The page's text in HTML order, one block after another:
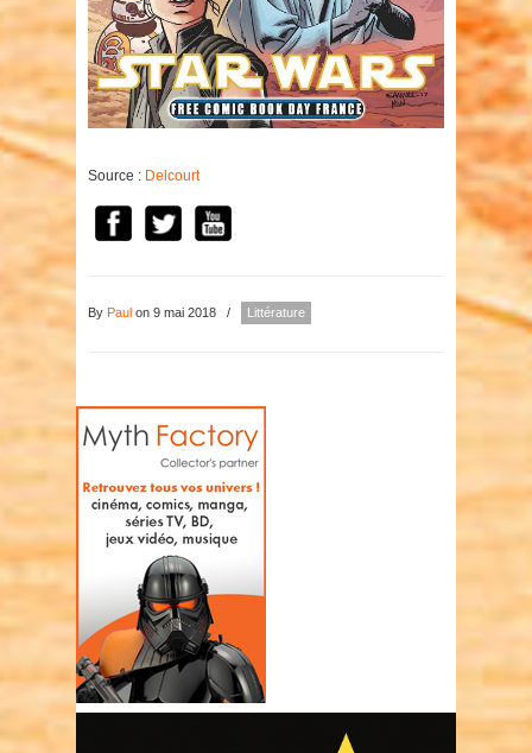
Source : Delcourt
By Paul on 9 mai 2018 / Littérature